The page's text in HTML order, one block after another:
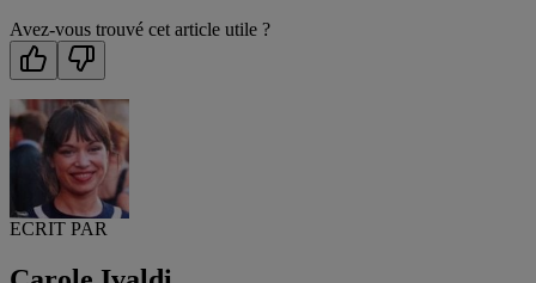
Avez-vous trouvé cet article utile ?
ECRIT PAR